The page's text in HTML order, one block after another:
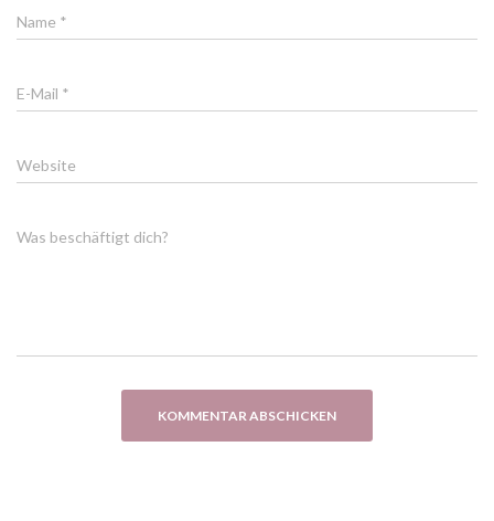
Name *
E-Mail *
Website
Was beschäftigt dich?